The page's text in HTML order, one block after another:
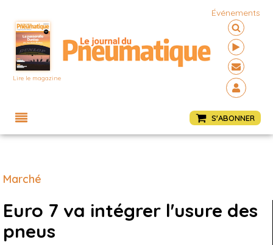
Lire le magazine
Événements
S'ABONNER
Marché
Euro 7 va intégrer l'usure des
pneus